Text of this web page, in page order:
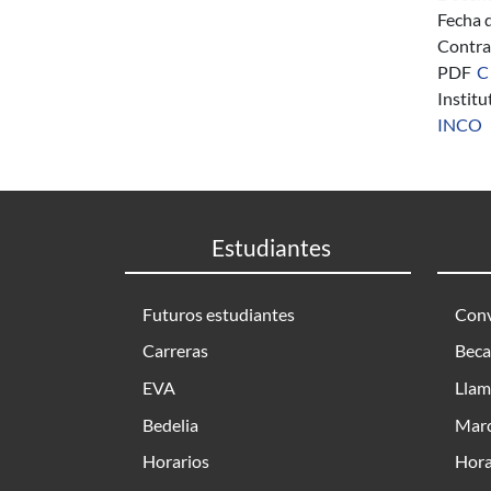
Fecha
PDF
INCO
Estudiantes
Futuros estudiantes
Carreras
EVA
Bedelia
Horarios